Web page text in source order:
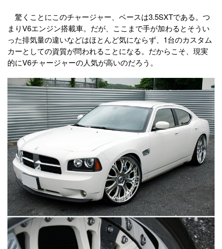
驚くことにこのチャージャー、ベースは3.5SXTである。つ
まりV6エンジン搭載車。だが、ここまで手が加わるとそうい
った排気量の違いなどはほとんど気にならず、1台のカスタム
カーとしての資質が問われることになる。だからこそ、現実
的にV6チャージャーの人気が高いのだろう。